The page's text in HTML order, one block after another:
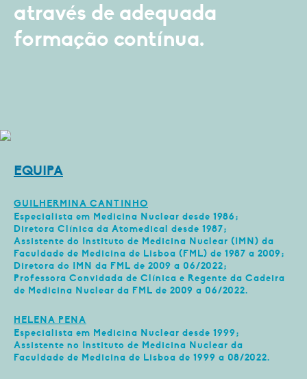
através de adequada
formação contínua.
EQUIPA
GUILHERMINA CANTINHO
Especialista em Medicina Nuclear desde 1986;
Diretora Clínica da Atomedical desde 1987;
Assistente do Instituto de Medicina Nuclear (IMN) da
Faculdade de Medicina de Lisboa (FML) de 1987 a 2009;
Diretora do IMN da FML de 2009 a 06/2022;
Professora Convidada de Clínica e Regente da Cadeira
de Medicina Nuclear da FML de 2009 a 06/2022.
HELENA PENA
Especialista em Medicina Nuclear desde 1999;
Assistente no Instituto de Medicina Nuclear da
Faculdade de Medicina de Lisboa de 1999 a 08/2022.